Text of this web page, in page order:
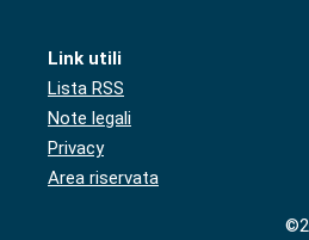
Link utili
Lista RSS
Note legali
Privacy
Area riservata